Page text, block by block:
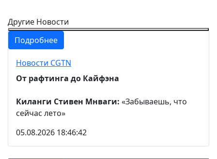
Другие Новости
Подробнее
Новости CGTN
От рафтинга до Кайфэна
Киланги Стивен Мнваги: «Забываешь, что
сейчас лето»
05.08.2026 18:46:42